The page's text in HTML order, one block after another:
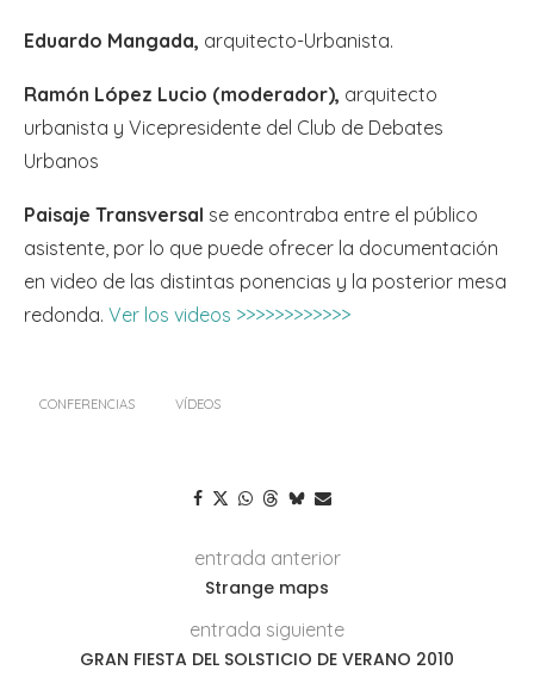
Eduardo Mangada, arquitecto-Urbanista.
Ramón López Lucio (moderador), arquitecto
urbanista y Vicepresidente del Club de Debates
Urbanos
Paisaje Transversal se encontraba entre el público
asistente, por lo que puede ofrecer la documentación
en video de las distintas ponencias y la posterior mesa
redonda. Ver los videos >>>>>>>>>>>>
CONFERENCIAS VÍDEOS
entrada anterior
Strange maps
entrada siguiente
GRAN FIESTA DEL SOLSTICIO DE VERANO 2010